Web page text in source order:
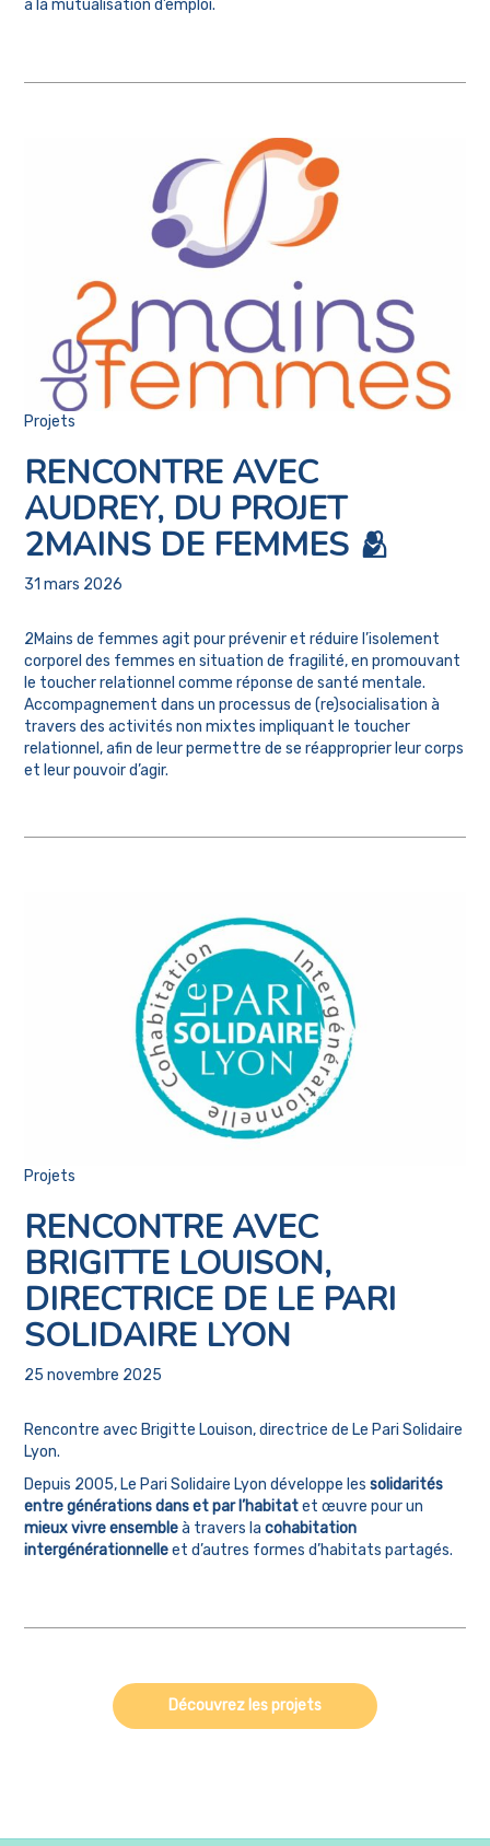
à la mutualisation d’emploi.
Projets
RENCONTRE AVEC
AUDREY, DU PROJET
2MAINS DE FEMMES 🫂
31 mars 2026
2Mains de femmes agit pour prévenir et réduire l’isolement
corporel des femmes en situation de fragilité, en promouvant
le toucher relationnel comme réponse de santé mentale.
Accompagnement dans un processus de (re)socialisation à
travers des activités non mixtes impliquant le toucher
relationnel, afin de leur permettre de se réapproprier leur corps
et leur pouvoir d’agir.
Projets
RENCONTRE AVEC
BRIGITTE LOUISON,
DIRECTRICE DE LE PARI
SOLIDAIRE LYON
25 novembre 2025
Rencontre avec Brigitte Louison, directrice de Le Pari Solidaire
Lyon.
Depuis 2005, Le Pari Solidaire Lyon développe lessolidarités
entre générations dans et par l’habitatet œuvre pour un
mieux vivre ensembleà travers lacohabitation
intergénérationnelleet d’autres formes d’habitats partagés.
Découvrez les projets